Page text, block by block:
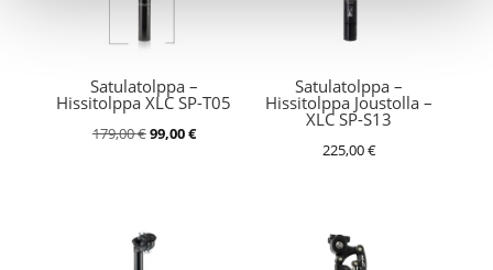
Satulatolppa –
Hissitolppa XLC SP-T05
179,00€Alkuperäinen
99,00€Nykyinen
Satulatolppa –
Hissitolppa Joustolla –
XLC SP-S13
225,00€